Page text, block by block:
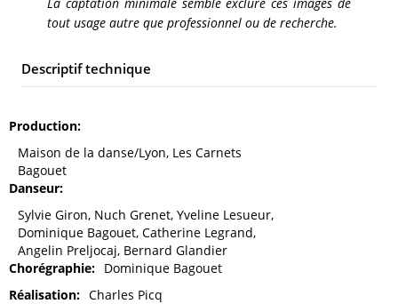
tout usage autre que professionnel ou de recherche.
Descriptif technique
Production
Maison de la danse/Lyon, Les Carnets
Bagouet
Danseur
Sylvie Giron, Nuch Grenet, Yveline Lesueur,
Dominique Bagouet, Catherine Legrand,
Angelin Preljocaj, Bernard Glandier
Chorégraphie
Dominique Bagouet
Réalisation
Charles Picq